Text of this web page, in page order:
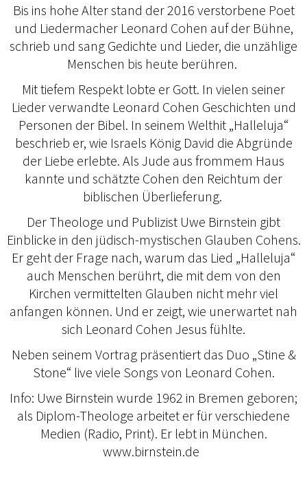
Bis ins hohe Alter stand der 2016 verstorbene Poet
und Liedermacher Leonard Cohen auf der Bühne,
schrieb und sang Gedichte und Lieder, die unzählige
Menschen bis heute berühren.
Mit tiefem Respekt lobte er Gott. In vielen seiner
Lieder verwandte Leonard Cohen Geschichten und
Personen der Bibel. In seinem Welthit „Halleluja“
beschrieb er, wie Israels König David die Abgründe
der Liebe erlebte. Als Jude aus frommem Haus
kannte und schätzte Cohen den Reichtum der
biblischen Überlieferung.
Der Theologe und Publizist Uwe Birnstein gibt
Einblicke in den jüdisch-mystischen Glauben Cohens.
Er geht der Frage nach, warum das Lied „Halleluja“
auch Menschen berührt, die mit dem von den
Kirchen vermittelten Glauben nicht mehr viel
anfangen können. Und er zeigt, wie unerwartet nah
sich Leonard Cohen Jesus fühlte.
Neben seinem Vortrag präsentiert das Duo „Stine &
Stone“ live viele Songs von Leonard Cohen.
Info: Uwe Birnstein wurde 1962 in Bremen geboren;
als Diplom-Theologe arbeitet er für verschiedene
Medien (Radio, Print). Er lebt in München.
www.birnstein.de